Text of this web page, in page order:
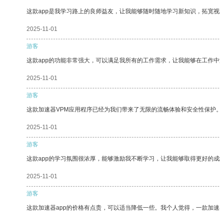
这款app是我学习路上的良师益友，让我能够随时随地学习新知识，拓宽
2025-11-01
游客
这款app的功能非常强大，可以满足我所有的工作需求，让我能够在工作
2025-11-01
游客
这款加速器VPM应用程序已经为我们带来了无限的流畅体验和安全性保护
2025-11-01
游客
这款app的学习氛围很浓厚，能够激励我不断学习，让我能够取得更好的
2025-11-01
游客
这款加速器app的价格有点贵，可以适当降低一些。我个人觉得，一款加